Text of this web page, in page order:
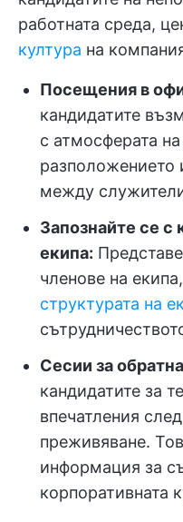
работната среда,
култура на
Посещения в
кандидатите
с атмосферата
разположението
между
Запознайте се с
екипа:
членове на
структурата на
Сесии за
кандидатите за
впечатления
преживяване.
информация за
корпоративната